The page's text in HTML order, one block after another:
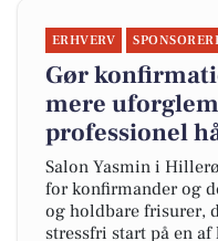
ERHVERV
Gør
mere
professionel
Salon Yasmin i
for konfirmander og
og holdbare frisurer,
stressfri start på en